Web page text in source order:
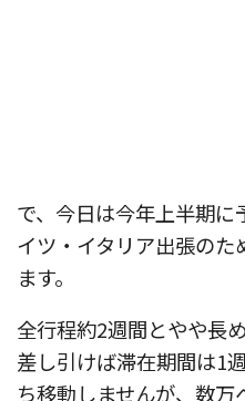
で、今日は今年上半期
イツ・イタリア出張の
ます。
全行程約2週間とやや長
差し引けば滞在期間は1
ち移動しませんが、数